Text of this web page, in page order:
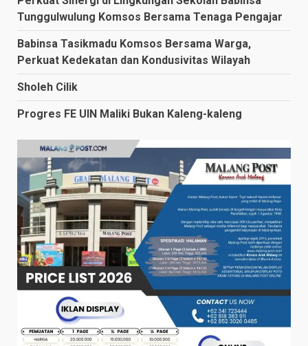
Tunggulwulung Komsos Bersama Tenaga Pengajar
Babinsa Tasikmadu Komsos Bersama Warga,
Perkuat Kedekatan dan Kondusivitas Wilayah
Sholeh Cilik
Progres FE UIN Maliki Bukan Kaleng-kaleng